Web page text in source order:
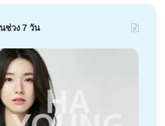
ช่วง 7 วัน